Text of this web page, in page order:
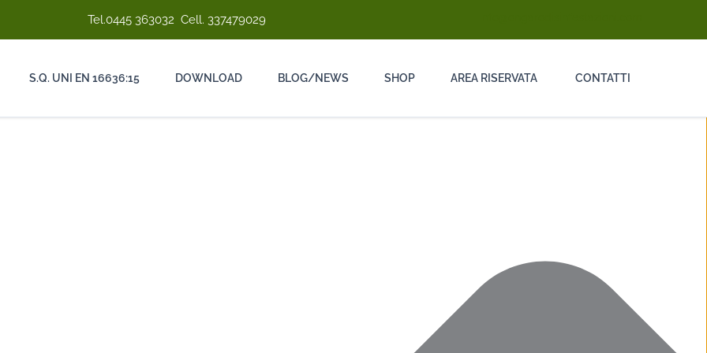
Tel.0445 363032 Cell. 337479029
S.Q. UNI EN 16636:15 DOWNLOAD BLOG/NEWS SHOP AREA RISERVATA CONTATTI